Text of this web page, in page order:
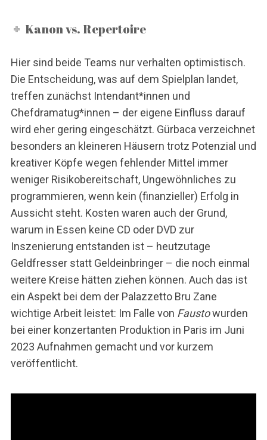
Kanon vs. Repertoire
Hier sind beide Teams nur verhalten optimistisch.
Die Entscheidung, was auf dem Spielplan landet,
treffen zunächst Intendant*innen und
Chefdramatug*innen – der eigene Einfluss darauf
wird eher gering eingeschätzt. Gürbaca verzeichnet
besonders an kleineren Häusern trotz Potenzial und
kreativer Köpfe wegen fehlender Mittel immer
weniger Risikobereitschaft, Ungewöhnliches zu
programmieren, wenn kein (finanzieller) Erfolg in
Aussicht steht. Kosten waren auch der Grund,
warum in Essen keine CD oder DVD zur
Inszenierung entstanden ist – heutzutage
Geldfresser statt Geldeinbringer – die noch einmal
weitere Kreise hätten ziehen können. Auch das ist
ein Aspekt bei dem der Palazzetto Bru Zane
wichtige Arbeit leistet: Im Falle von Faustowurden
bei einer konzertanten Produktion in Paris im Juni
2023 Aufnahmen gemacht und vor kurzem
veröffentlicht.